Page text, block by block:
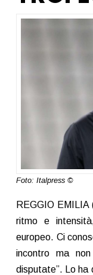
Foto: Italpress ©
REGGIO EMILIA
ritmo e
europeo. Ci
incontro ma
disputate”. Lo ha